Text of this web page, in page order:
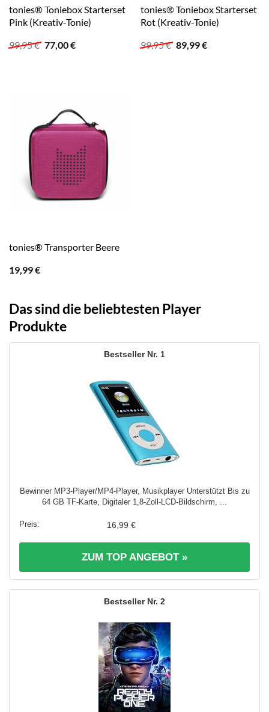
tonies® Toniebox Starterset
Pink (Kreativ-Tonie)
99,95€ Ursprünglicher
Preis
77,00€Aktueller
tonies® Toniebox Starterset
Rot (Kreativ-Tonie)
99,95€ Ursprünglicher
Preis
89,99€Aktueller
tonies® Transporter Beere
19,99€
Das sind die beliebtesten Player
Produkte
1
Bewinner MP3-Player/MP4-Player, Musikplayer Unterstützt Bis zu
64 GB TF-Karte, Digitaler 1,8-Zoll-LCD-Bildschirm, ...
16,99 €
ZUM TOP ANGEBOT »
2